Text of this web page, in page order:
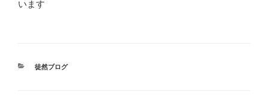
います
カ
徒然ブログ